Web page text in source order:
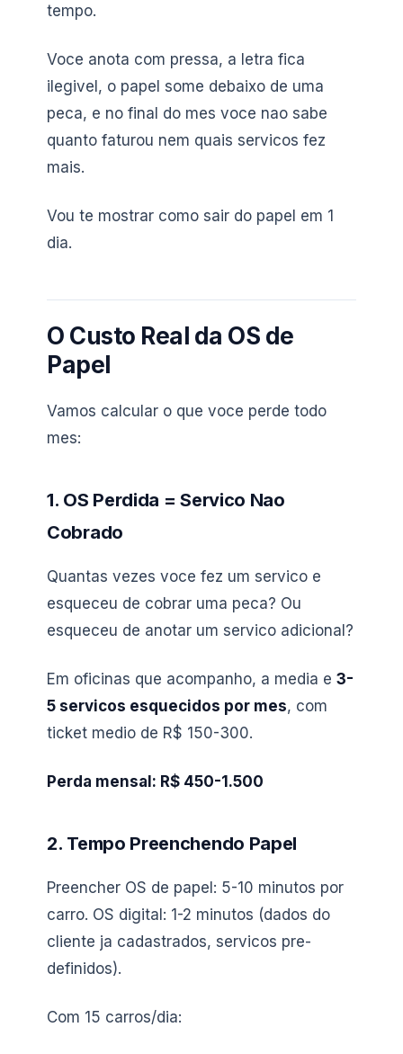
tempo.
Voce anota com pressa, a letra fica
ilegivel, o papel some debaixo de uma
peca, e no final do mes voce nao sabe
quanto faturou nem quais servicos fez
mais.
Vou te mostrar como sair do papel em 1
dia.
O Custo Real da OS de
Papel
Vamos calcular o que voce perde todo
mes:
1. OS Perdida = Servico Nao
Cobrado
Quantas vezes voce fez um servico e
esqueceu de cobrar uma peca? Ou
esqueceu de anotar um servico adicional?
Em oficinas que acompanho, a media e 3-
5 servicos esquecidos por mes, com
ticket medio de R$ 150-300.
Perda mensal: R$ 450-1.500
2. Tempo Preenchendo Papel
Preencher OS de papel: 5-10 minutos por
carro. OS digital: 1-2 minutos (dados do
cliente ja cadastrados, servicos pre-
definidos).
Com 15 carros/dia: